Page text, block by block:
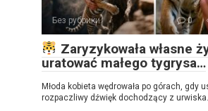
Без рубрики 0
Zaryzykowała własne
uratować małego tygrysa…
Młoda kobieta wędrowała po górach, gdy
rozpaczliwy dźwięk dochodzący z